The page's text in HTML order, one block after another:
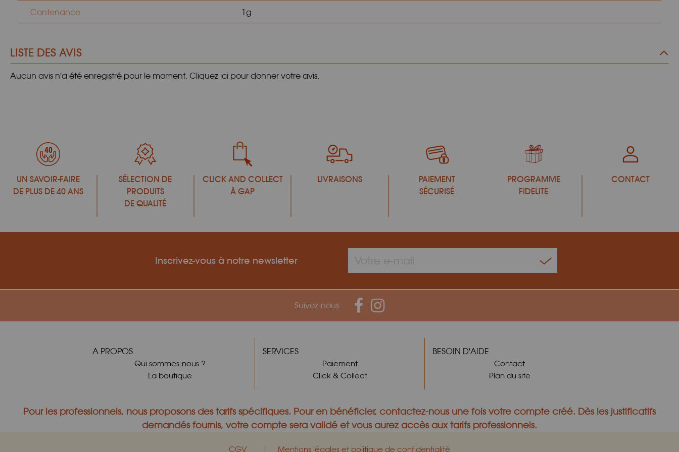
Contenance 1g
LISTE DES AVIS
Aucun avis n'a été enregistré pour le moment. Cliquez ici pour donner votre avis.
UN SAVOIR-FAIRE
DE PLUS DE 40 ANS
SÉLECTION DE
PRODUITS
DE QUALITÉ
CLICK AND COLLECT
À GAP
LIVRAISONS
PAIEMENT
SÉCURISÉ
PROGRAMME
FIDELITE
CONTACT
Inscrivez-vous à notre newsletter
Suivez-nous
A PROPOS
Qui sommes-nous ?
La boutique
SERVICES
Paiement
Click & Collect
BESOIN D'AIDE
Contact
Plan du site
Pour les professionnels, nous proposons des tarifs spécifiques. Pour en bénéficier, contactez-nousune fois votre compte créé. Dès les justificatifs
demandés fournis, votre compte sera validé et vous aurez accès aux tarifs professionnels.
CGV | Mentions légales et politique de confidentialité